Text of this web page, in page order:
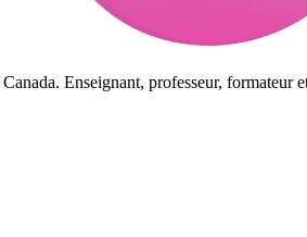
Enseignant, professeur, formateur